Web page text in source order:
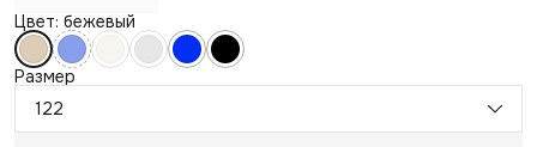
Цвет: бежевый
Размер
122